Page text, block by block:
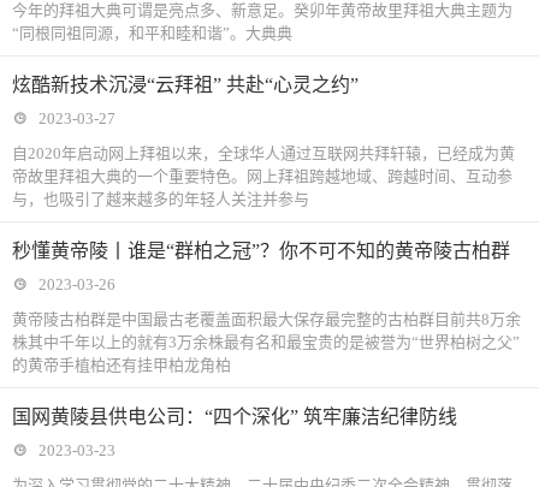
今年的拜祖大典可谓是亮点多、新意足。癸卯年黄帝故里拜祖大典主题为
“同根同祖同源，和平和睦和谐”。大典典
炫酷新技术沉浸“云拜祖” 共赴“心灵之约”
2023-03-27
自2020年启动网上拜祖以来，全球华人通过互联网共拜轩辕，已经成为黄
帝故里拜祖大典的一个重要特色。网上拜祖跨越地域、跨越时间、互动参
与，也吸引了越来越多的年轻人关注并参与
秒懂黄帝陵丨谁是“群柏之冠”？你不可不知的黄帝陵古柏群
2023-03-26
黄帝陵古柏群是中国最古老覆盖面积最大保存最完整的古柏群目前共8万余
株其中千年以上的就有3万余株最有名和最宝贵的是被誉为“世界柏树之父”
的黄帝手植柏还有挂甲柏龙角柏
国网黄陵县供电公司：“四个深化” 筑牢廉洁纪律防线
2023-03-23